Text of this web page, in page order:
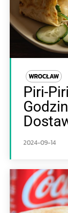
WROCŁAW
Piri-
2024-09-14